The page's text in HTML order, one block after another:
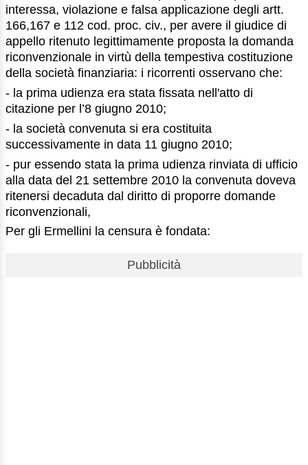
interessa, violazione e falsa applicazione degli artt.
166,167 e 112 cod. proc. civ., per avere il giudice di
appello ritenuto legittimamente proposta la domanda
riconvenzionale in virtù della tempestiva costituzione
della società finanziaria: i ricorrenti osservano che:
- la prima udienza era stata fissata nell'atto di
citazione per l’8 giugno 2010;
- la società convenuta si era costituita
successivamente in data 11 giugno 2010;
- pur essendo stata la prima udienza rinviata di ufficio
alla data del 21 settembre 2010 la convenuta doveva
ritenersi decaduta dal diritto di proporre domande
riconvenzionali,
Per gli Ermellini la censura è fondata:
Pubblicità